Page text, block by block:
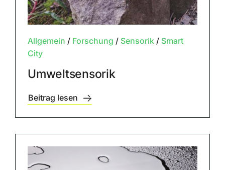
Allgemein / Forschung / Sensorik/ Smart
City
Umweltsensorik
Beitrag lesen